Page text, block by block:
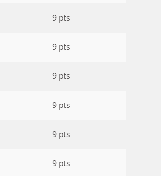
9 pts
9 pts
9 pts
9 pts
9 pts
9 pts